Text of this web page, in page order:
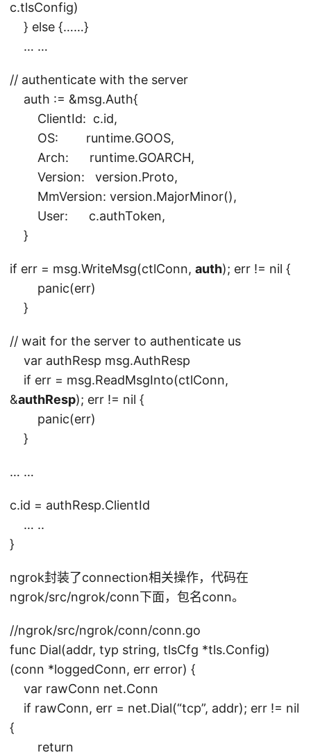
c.tlsConfig)
} else {……}
… …
// authenticate with the server
auth := &msg.Auth{
ClientId: c.id,
OS: runtime.GOOS,
Arch: runtime.GOARCH,
Version: version.Proto,
MmVersion: version.MajorMinor(),
User: c.authToken,
}
if err = msg.WriteMsg(ctlConn, auth); err != nil {
panic(err)
}
// wait for the server to authenticate us
var authResp msg.AuthResp
if err = msg.ReadMsgInto(ctlConn,
&authResp); err != nil {
panic(err)
}
… …
c.id = authResp.ClientId
… ..
}
ngrok封装了connection相关操作，代码在
ngrok/src/ngrok/conn下面，包名conn。
//ngrok/src/ngrok/conn/conn.go
func Dial(addr, typ string, tlsCfg *tls.Config)
(conn *loggedConn, err error) {
var rawConn net.Conn
if rawConn, err = net.Dial(“tcp”, addr); err != nil
{
return